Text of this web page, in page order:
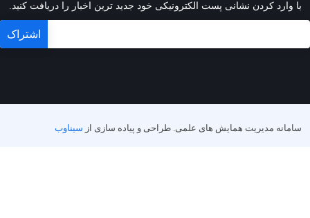
با وارد کردن نشانی پست الکترونیکی خود جدید ترین اخبار را دریافت کنید.
سامانه مدیریت همایش های علمی. طراحی و پیاده سازی از سیناوب